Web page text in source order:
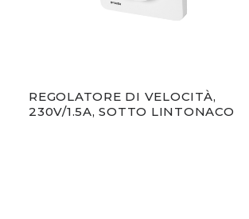
REGOLATORE DI VELOCITÀ,
230V/1.5A, SOTTO LINTONACO